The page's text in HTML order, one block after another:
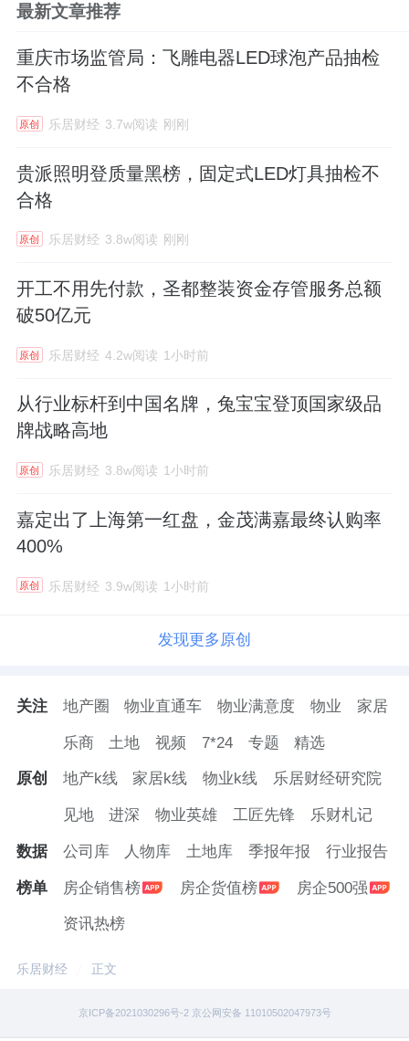
最新文章推荐
重庆市场监管局：飞雕电器LED球泡产品抽检
不合格
原创 乐居财经 3.7w阅读 刚刚
贵派照明登质量黑榜，固定式LED灯具抽检不
合格
原创 乐居财经 3.8w阅读 刚刚
开工不用先付款，圣都整装资金存管服务总额
破50亿元
原创 乐居财经 4.2w阅读 1小时前
从行业标杆到中国名牌，兔宝宝登顶国家级品
牌战略高地
原创 乐居财经 3.8w阅读 1小时前
嘉定出了上海第一红盘，金茂满嘉最终认购率
400%
原创 乐居财经 3.9w阅读 1小时前
发现更多原创
关注 地产圈 物业直通车 物业满意度 物业 家居
乐商 土地 视频 7*24 专题 精选
原创 地产k线 家居k线 物业k线 乐居财经研究院
见地 进深 物业英雄 工匠先锋 乐财札记
数据 公司库 人物库 土地库 季报年报 行业报告
榜单 房企销售榜 房企货值榜 房企500强
资讯热榜
乐居财经 正文
京ICP备2021030296号-2 京公网安备 11010502047973号